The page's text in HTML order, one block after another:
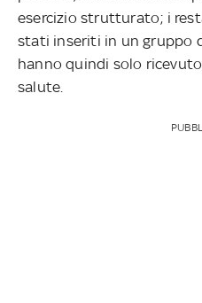
esercizio strutturato; i
stati inseriti in un gruppo
hanno quindi solo
salute.